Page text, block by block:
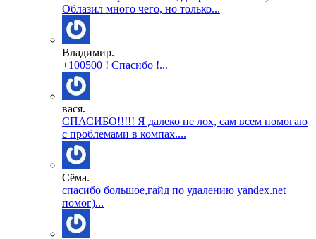
Облазил много чего, но только...
Владимир.
+100500 ! Спасибо !...
вася.
СПАСИБО!!!!! Я далеко не лох, сам всем помогаю
с проблемами в компах....
Сёма.
спасибо большое,гайд по удалению yandex.net
помог)...